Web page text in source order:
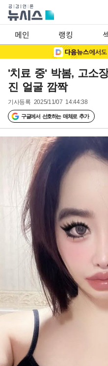
메인 랭킹
'치료 중' 박봄, 고소
진 얼굴 깜짝
기사등록 2025/11/07 14:44:38
구글에서 선호하는 매체로 추가